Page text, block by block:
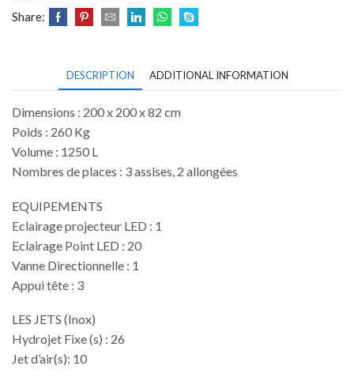
Share:
DESCRIPTION ADDITIONAL INFORMATION
Dimensions : 200 x 200 x 82 cm
Poids : 260 Kg
Volume : 1250 L
Nombres de places : 3 assises, 2 allongées
EQUIPEMENTS
Eclairage projecteur LED : 1
Eclairage Point LED : 20
Vanne Directionnelle : 1
Appui tête : 3
LES JETS (Inox)
Hydrojet Fixe (s) : 26
Jet d’air(s): 10